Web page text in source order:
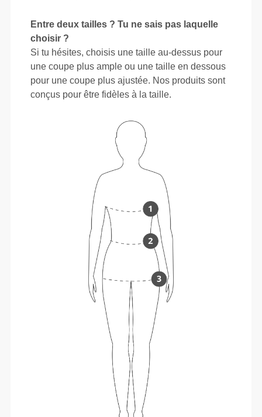
Entre deux tailles ? Tu ne sais pas laquelle
choisir ?
Si tu hésites, choisis une taille au-dessus pour
une coupe plus ample ou une taille en dessous
pour une coupe plus ajustée. Nos produits sont
conçus pour être fidèles à la taille.